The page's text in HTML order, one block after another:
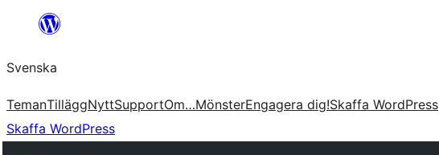
Hoppa
innehåll
Svenska
TemanTilläggNyttSupportOm…MönsterEngagera dig!Skaffa WordPress
Skaffa WordPress